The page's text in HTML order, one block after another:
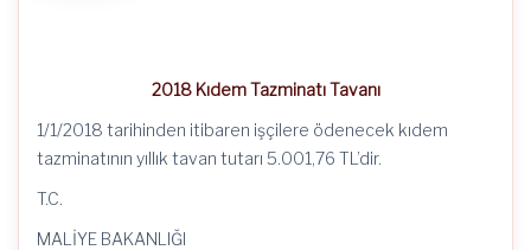
2018 Kıdem Tazminatı Tavanı
1/1/2018 tarihinden itibaren işçilere ödenecek kıdem
tazminatının yıllık tavan tutarı 5.001,76 TL’dir.
T.C.
MALİYE BAKANLIĞI